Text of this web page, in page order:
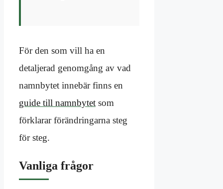
För den som vill ha en
detaljerad genomgång av vad
namnbytet innebär finns en
guide till namnbytet som
förklarar förändringarna steg
för steg.
Vanliga frågor